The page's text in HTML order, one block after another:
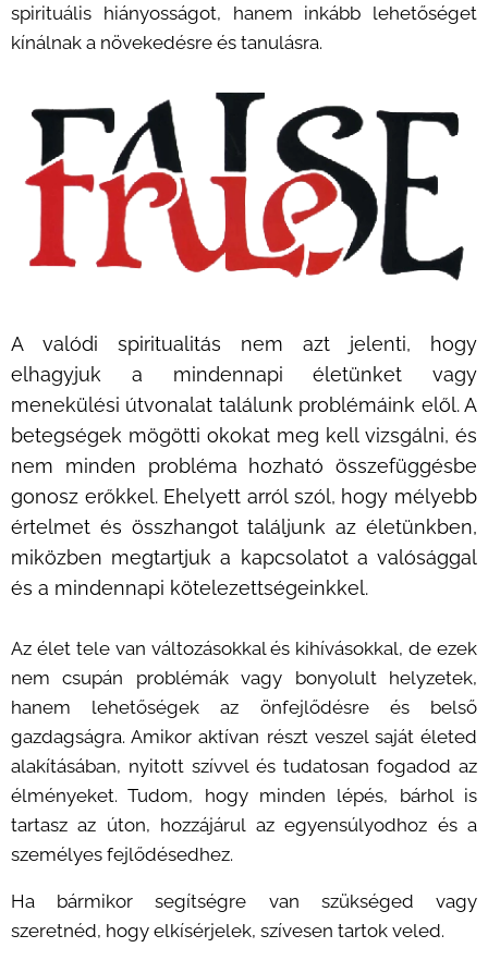
spirituális hiányosságot, hanem inkább lehetőséget
kínálnak a növekedésre és tanulásra.
A valódi spiritualitás nem azt jelenti, hogy
elhagyjuk a mindennapi életünket vagy
menekülési útvonalat találunk problémáink elől. A
betegségek mögötti okokat meg kell vizsgálni, és
nem minden probléma hozható összefüggésbe
gonosz erőkkel. Ehelyett arról szól, hogy mélyebb
értelmet és összhangot találjunk az életünkben,
miközben megtartjuk a kapcsolatot a valósággal
és a mindennapi kötelezettségeinkkel.
Az élet tele van változásokkal és kihívásokkal, de ezek
nem csupán problémák vagy bonyolult helyzetek,
hanem lehetőségek az önfejlődésre és belső
gazdagságra. Amikor aktívan részt veszel saját életed
alakításában, nyitott szívvel és tudatosan fogadod az
élményeket. Tudom, hogy minden lépés, bárhol is
tartasz az úton, hozzájárul az egyensúlyodhoz és a
személyes fejlődésedhez.
Ha bármikor segítségre van szükséged vagy
szeretnéd, hogy elkísérjelek, szívesen tartok veled.